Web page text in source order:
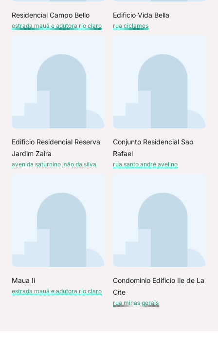
Residencial Campo Bello
estrada mauá e adutora rio claro
Edificio Vida Bella
rua ciclames
Edificio Residencial Reserva
Jardim Zaira
avenida saturnino joão da silva
Conjunto Residencial Sao
Rafael
rua santo andré avelino
Maua Ii
estrada mauá e adutora rio claro
Condominio Edificio Ile de La
Cite
rua minas gerais